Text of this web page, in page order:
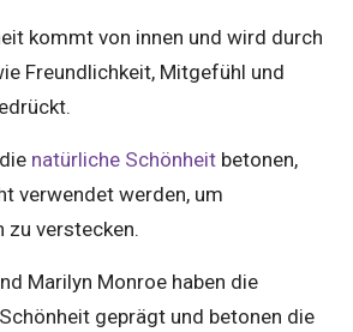
kommt von innen und wird durch
Freundlichkeit, Mitgefühl und
natürliche Schönheitbetonen,
verwendet werden, um
zu verstecken.
Marilyn Monroe haben die
geprägt und betonen die